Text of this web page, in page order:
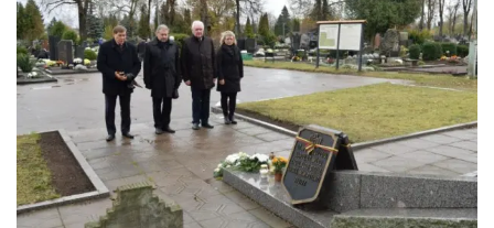
būtent tokie papročiai kiekvienai šaliai suteikia
išskirtinumo, o keliautojams – įsimintinų potyrių.